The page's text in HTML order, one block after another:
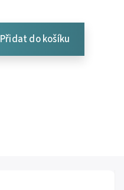
Přidat do košíku